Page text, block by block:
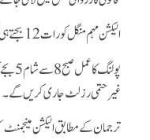
الیکشن مہم منگل کو رات 12 بجتے ہی ختم ہوگئی۔ ملک بھر میں 8 فروری کو صبح 8 بجے پولنگ شروع ہوگی۔
غیر حتمی رزلٹ جاری کریں گے۔
ترجمان کے مطابق الیکشن مینجمنٹ سسٹم آر ٹی ایس سے